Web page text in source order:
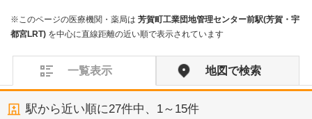
※このページの医療機関・薬局は 芳賀町工業団地管理センター前駅(芳賀・宇
都宮LRT) を中心に直線距離の近い順で表示されています
一覧表示 地図で検索
駅から近い順に27件中、 1～15件